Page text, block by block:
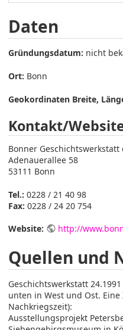
Daten
Gründungsdatum: nicht
Ort: Bonn
Geokordinaten Breite,
Kontakt/
Bonner Geschichtswerkstatt
Adenauerallee 58
53111 Bonn
Tel.: 0228 / 21 40 98
Fax: 0228 / 24 20 754
Website: http://
Quellen und
Geschichtswerkstatt
unten in West und Ost.
Nachkriegszeit):
Ausstellungsprojekt